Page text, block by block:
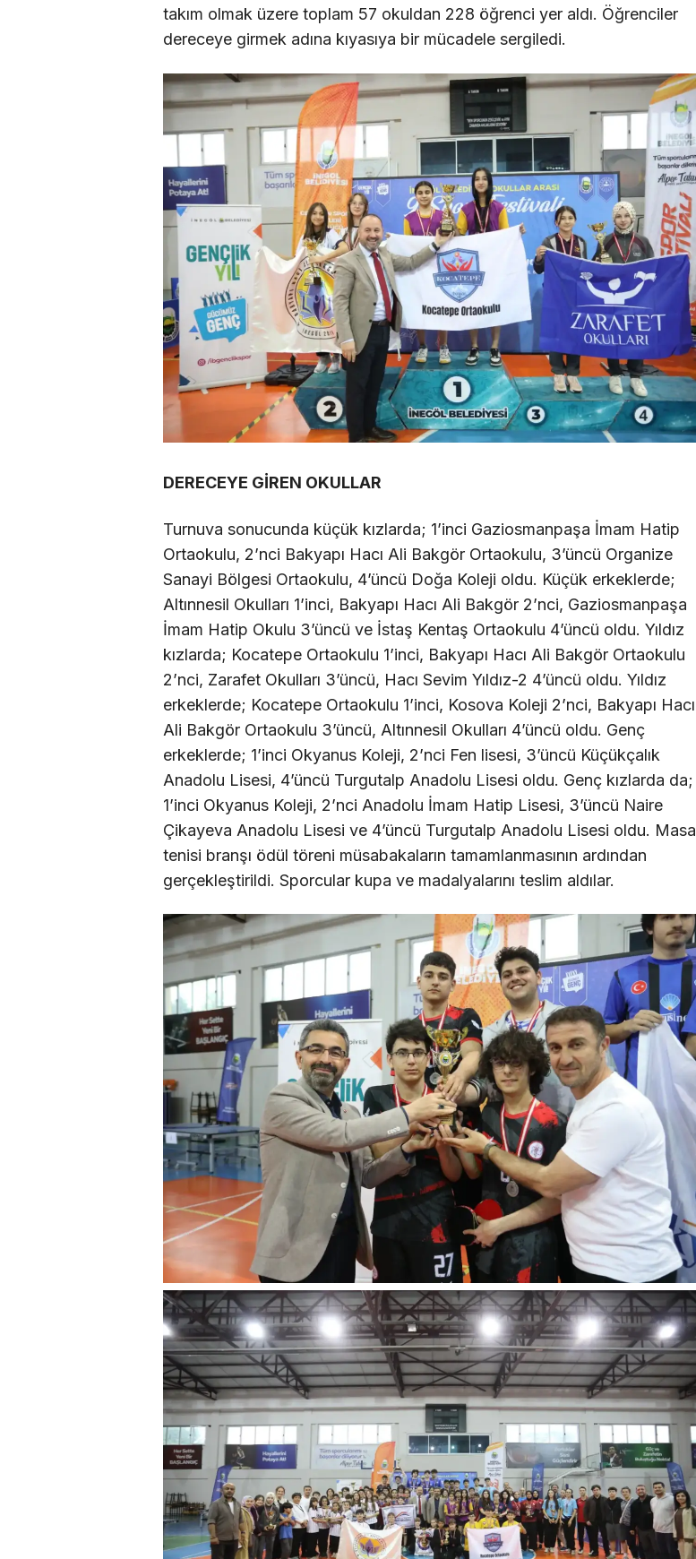
takım olmak üzere toplam 57 okuldan 228 öğrenci yer aldı. Öğrenciler
dereceye girmek adına kıyasıya bir mücadele sergiledi.
DERECEYE GİREN OKULLAR
Turnuva sonucunda küçük kızlarda; 1’inci Gaziosmanpaşa İmam Hatip
Ortaokulu, 2’nci Bakyapı Hacı Ali Bakgör Ortaokulu, 3’üncü Organize
Sanayi Bölgesi Ortaokulu, 4’üncü Doğa Koleji oldu. Küçük erkeklerde;
Altınnesil Okulları 1’inci, Bakyapı Hacı Ali Bakgör 2’nci, Gaziosmanpaşa
İmam Hatip Okulu 3’üncü ve İstaş Kentaş Ortaokulu 4’üncü oldu. Yıldız
kızlarda; Kocatepe Ortaokulu 1’inci, Bakyapı Hacı Ali Bakgör Ortaokulu
2’nci, Zarafet Okulları 3’üncü, Hacı Sevim Yıldız-2 4’üncü oldu. Yıldız
erkeklerde; Kocatepe Ortaokulu 1’inci, Kosova Koleji 2’nci, Bakyapı Hacı
Ali Bakgör Ortaokulu 3’üncü, Altınnesil Okulları 4’üncü oldu. Genç
erkeklerde; 1’inci Okyanus Koleji, 2’nci Fen lisesi, 3’üncü Küçükçalık
Anadolu Lisesi, 4’üncü Turgutalp Anadolu Lisesi oldu. Genç kızlarda da;
1’inci Okyanus Koleji, 2’nci Anadolu İmam Hatip Lisesi, 3’üncü Naire
Çikayeva Anadolu Lisesi ve 4’üncü Turgutalp Anadolu Lisesi oldu. Masa
tenisi branşı ödül töreni müsabakaların tamamlanmasının ardından
gerçekleştirildi. Sporcular kupa ve madalyalarını teslim aldılar.